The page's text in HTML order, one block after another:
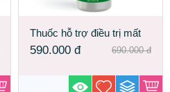
Thuốc hỗ trợ điều trị mất
ngủ giúp nàng Ngủ mê
hơn - Sâu Hơn
590.000 đ 690.000 đ